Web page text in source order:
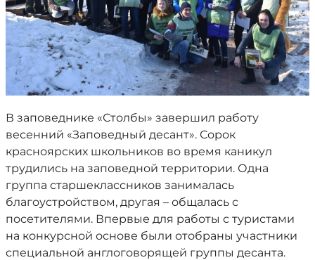
В заповеднике «Столбы» завершил работу
весенний «Заповедный десант». Сорок
красноярских школьников во время каникул
трудились на заповедной территории. Одна
группа старшеклассников занималась
благоустройством, другая – общалась с
посетителями. Впервые для работы с туристами
на конкурсной основе были отобраны участники
специальной англоговорящей группы десанта.